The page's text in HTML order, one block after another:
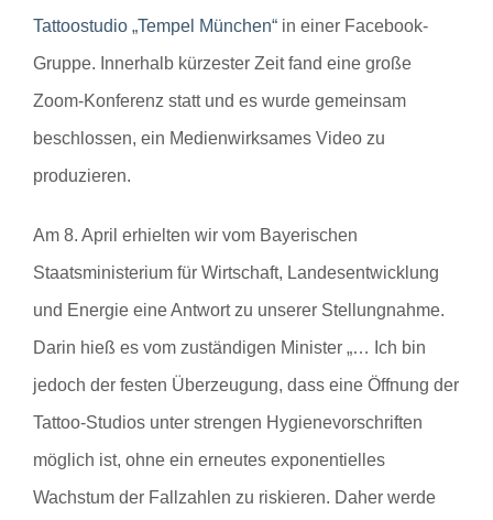
Tattoostudio „Tempel München“in einer Facebook-
Gruppe. Innerhalb kürzester Zeit fand eine große
Zoom-Konferenz statt und es wurde gemeinsam
beschlossen, ein Medienwirksames Video zu
produzieren.
Am 8. April erhielten wir vom Bayerischen
Staatsministerium für Wirtschaft, Landesentwicklung
und Energie eine Antwort zu unserer Stellungnahme.
Darin hieß es vom zuständigen Minister „… Ich bin
jedoch der festen Überzeugung, dass eine Öffnung der
Tattoo-Studios unter strengen Hygienevorschriften
möglich ist, ohne ein erneutes exponentielles
Wachstum der Fallzahlen zu riskieren. Daher werde